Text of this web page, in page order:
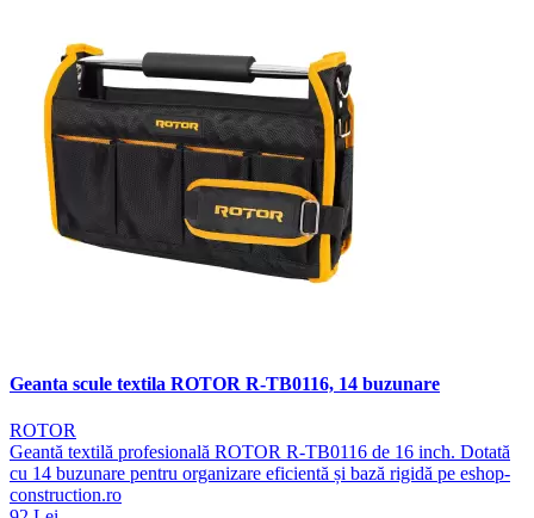
Geanta scule textila ROTOR R-TB0116, 14 buzunare
ROTOR
Geantă textilă profesională ROTOR R-TB0116 de 16 inch. Dotată
cu 14 buzunare pentru organizare eficientă și bază rigidă pe eshop-
construction.ro